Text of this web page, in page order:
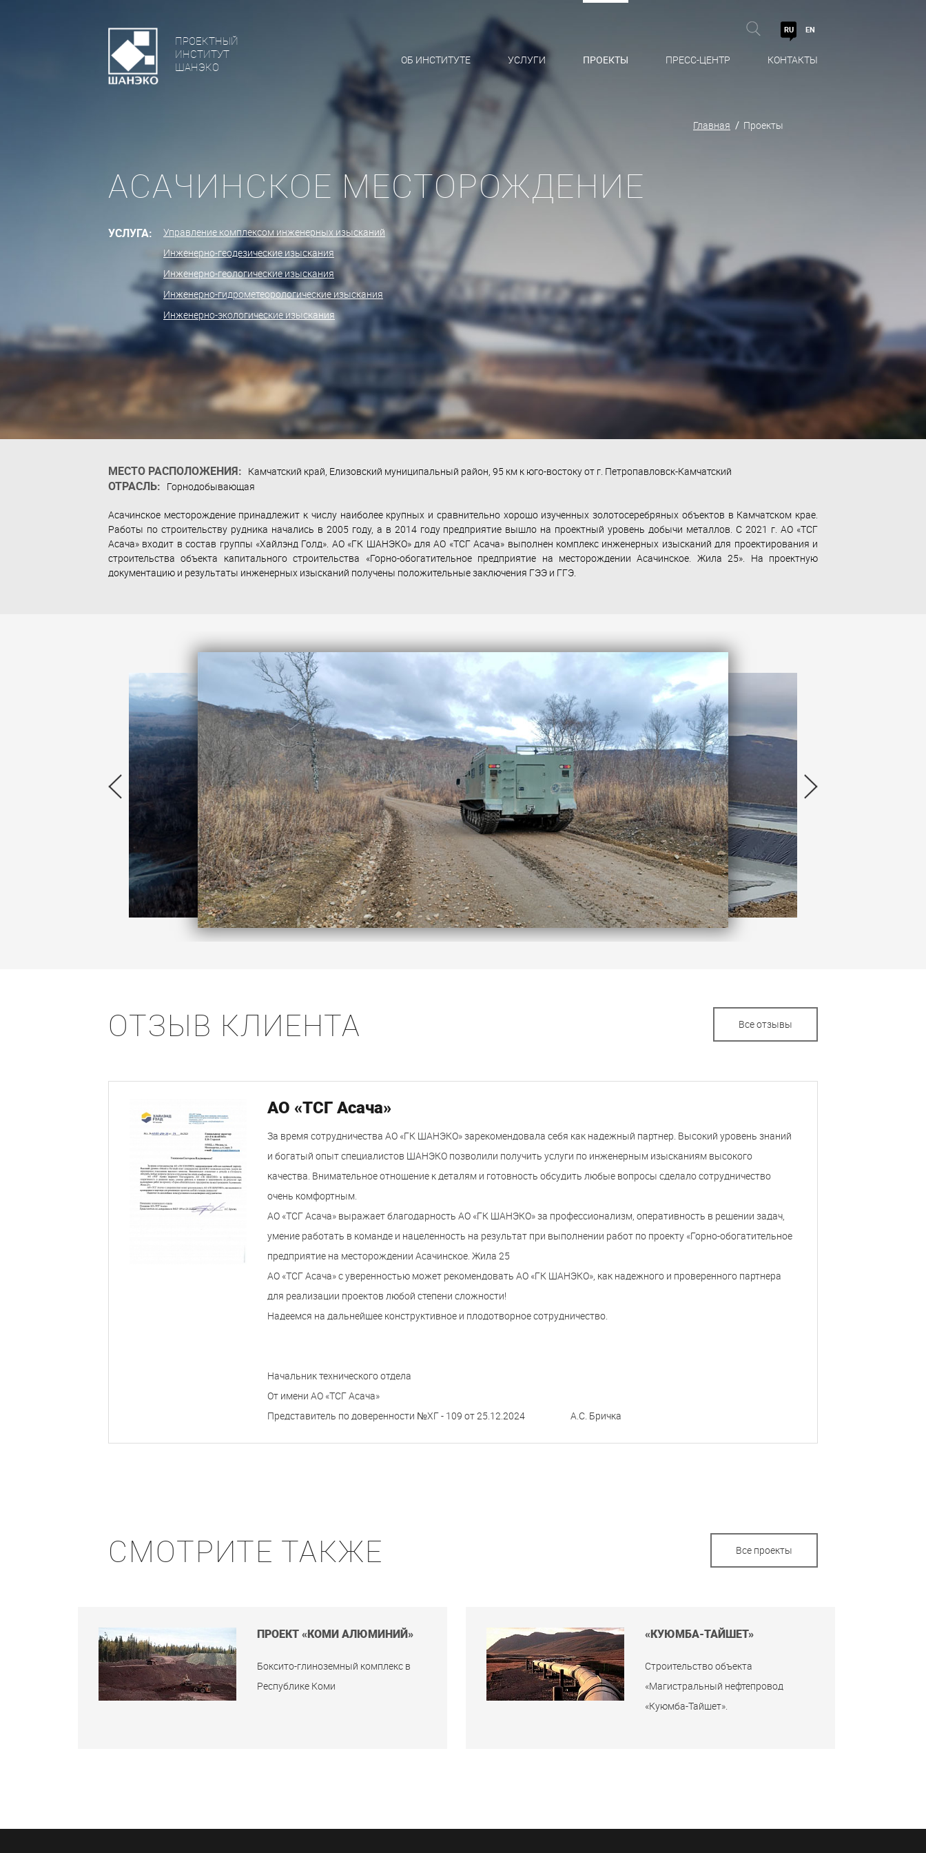
ПРОЕКТНЫЙ
ИНСТИТУТ
ШАНЭКО
RU EN
ОБ ИНСТИТУТЕ УСЛУГИ ПРОЕКТЫ ПРЕСС-ЦЕНТР КОНТАКТЫ
АСАЧИНСКОЕ МЕСТОРОЖДЕНИЕ
УСЛУГА:
Управление комплексом инженерных изысканий
Инженерно-геодезические изыскания
Инженерно-геологические изыскания
Инженерно-гидрометеорологические изыскания
Инженерно-экологические изыскания
Главная Проекты
МЕСТО РАСПОЛОЖЕНИЯ: Камчатский край, Елизовский муниципальный район, 95 км к юго-востоку от г. Петропавловск-Камчатский
ОТРАСЛЬ: Горнодобывающая
Асачинское месторождение принадлежит к числу наиболее крупных и сравнительно хорошо изученных золотосеребряных объектов в Камчатском крае.
Работы по строительству рудника начались в 2005 году, а в 2014 году предприятие вышло на проектный уровень добычи металлов. С 2021 г. АО «ТСГ
Асача» входит в состав группы «Хайлэнд Голд». АО «ГК ШАНЭКО» для АО «ТСГ Асача» выполнен комплекс инженерных изысканий для проектирования и
строительства объекта капитального строительства «Горно-обогатительное предприятие на месторождении Асачинское. Жила 25». На проектную
документацию и результаты инженерных изысканий получены положительные заключения ГЭЭ и ГГЭ.
ОТЗЫВ КЛИЕНТА Все отзывы
АО «ТСГ Асача»
За время сотрудничества АО «ГК ШАНЭКО» зарекомендовала себя как надежный партнер. Высокий уровень знаний
и богатый опыт специалистов ШАНЭКО позволили получить услуги по инженерным изысканиям высокого
качества. Внимательное отношение к деталям и готовность обсудить любые вопросы сделало сотрудничество
очень комфортным.
АО «ТСГ Асача» выражает благодарность АО «ГК ШАНЭКО» за профессионализм, оперативность в решении задач,
умение работать в команде и нацеленность на результат при выполнении работ по проекту «Горно-обогатительное
предприятие на месторождении Асачинское. Жила 25
АО «ТСГ Асача» с уверенностью может рекомендовать АО «ГК ШАНЭКО», как надежного и проверенного партнера
для реализации проектов любой степени сложности!
Надеемся на дальнейшее конструктивное и плодотворное сотрудничество.
Начальник технического отдела
От имени АО «ТСГ Асача»
Представитель по доверенности №ХГ - 109 от 25.12.2024 А.С. Бричка
СМОТРИТЕ ТАКЖЕ Все проекты
ПРОЕКТ «КОМИ АЛЮМИНИЙ»
Боксито-глиноземный комплекс в
Республике Коми
«КУЮМБА-ТАЙШЕТ»
Строительство объекта
«Магистральный нефтепровод
«Куюмба-Тайшет».